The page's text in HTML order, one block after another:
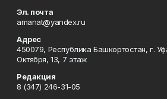
Эл. почта
amanat@yandex.ru
Адрес
450079, Республика Башкортостан, г.
Октября, 13, 7 этаж
Редакция
8 (347) 246-31-05